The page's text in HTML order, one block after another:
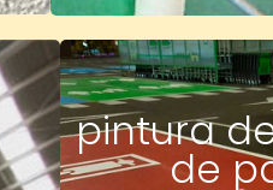
pintura
de